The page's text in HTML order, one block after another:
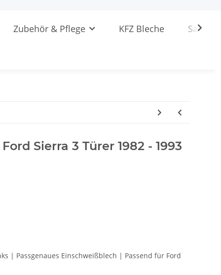
Zubehör & Pflege KFZ Bleche
Sierra 3 Türer 1982 - 1993
| Passgenaues Einschweißblech | Passend für Ford